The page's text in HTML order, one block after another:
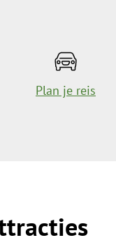
Plan je reis